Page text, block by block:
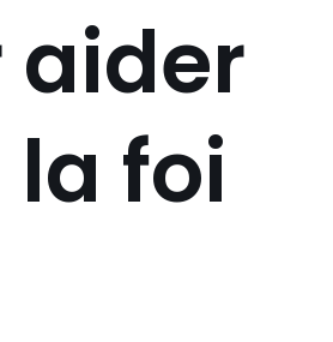
aider
foi